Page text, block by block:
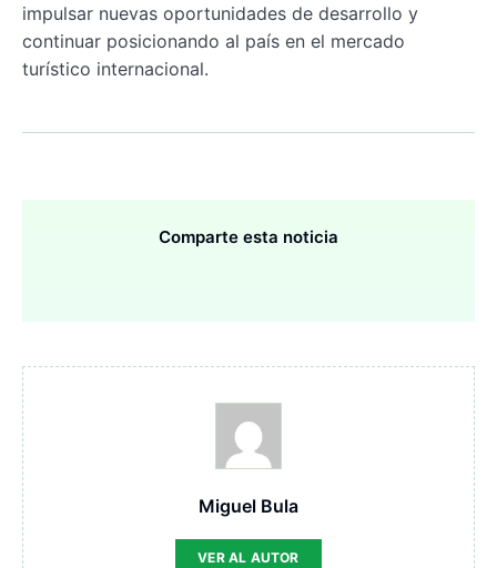
impulsar nuevas oportunidades de desarrollo y
continuar posicionando al país en el mercado
turístico internacional.
Comparte esta noticia
Miguel Bula
VER AL AUTOR